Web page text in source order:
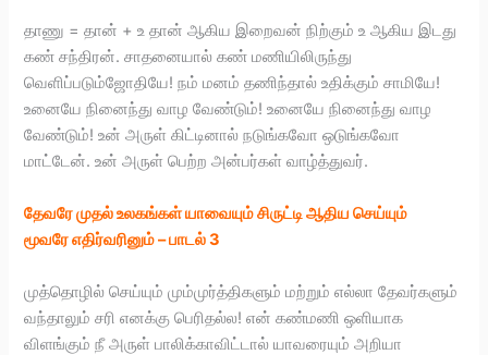
தாணு = தான் + உ தான் ஆகிய இறைவன் நிற்கும் உ ஆகிய இடது
கண் சந்திரன். சாதனையால் கண் மணியிலிருந்து
வெளிப்படும்ஜோதியே! நம் மனம் தணிந்தால் உதிக்கும் சாமியே!
உனையே நினைந்து வாழ வேண்டும்! உனையே நினைந்து வாழ
வேண்டும்! உன் அருள் கிட்டினால் நடுங்கவோ ஒடுங்கவோ
மாட்டேன். உன் அருள் பெற்ற அன்பர்கள் வாழ்த்துவர்.
தேவரே முதல் உலகங்கள் யாவையும் சிருட்டி ஆதிய செய்யும்
மூவரே எதிர்வரினும் – பாடல் 3
முத்தொழில் செய்யும் மும்முர்த்திகளும் மற்றும் எல்லா தேவர்களும்
வந்தாலும் சரி எனக்கு பெரிதல்ல! என் கண்மணி ஒளியாக
விளங்கும் நீ அருள் பாலிக்காவிட்டால் யாவரையும் அறியா